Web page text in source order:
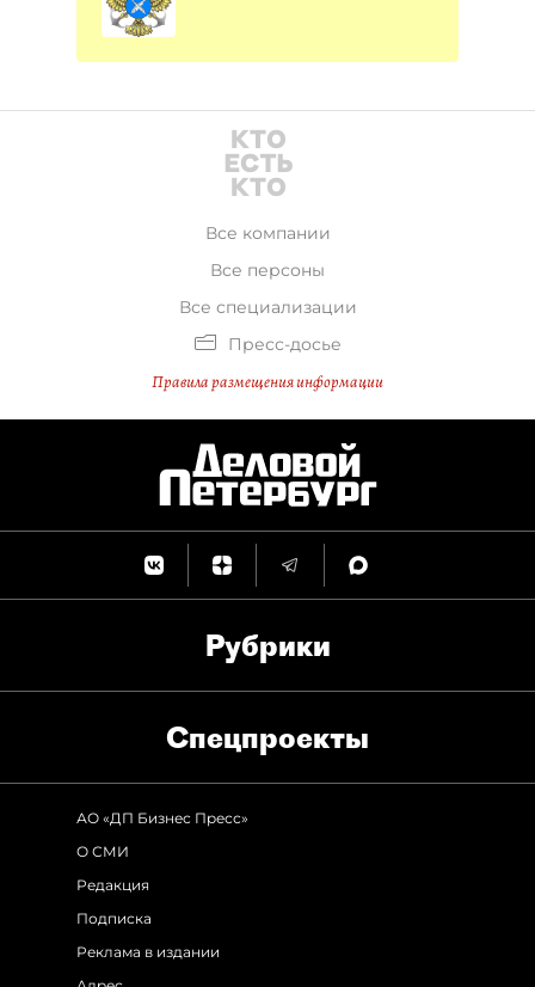
Все компании
Все персоны
Все специализации
Пресс-досье
Правила размещения информации
Рубрики
Спец­проекты
АО «ДП Бизнес Пресс»
О СМИ
Редакция
Подписка
Реклама в издании